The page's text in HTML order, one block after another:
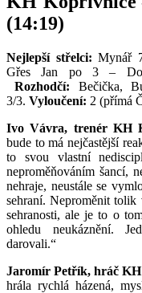
(14:19)
Nejlepší střelci:Mynář
Gřes Jan po 3 –
Rozhodčí: Bečička,
3/3. Vyloučení: 2 (přímá
Ivo Vávra, trenér KH
bude to má nejčastější
to svou vlastní
neproměňováním šancí,
nehraje, neustále se
sehraní. Neproměnit tolik
sehranosti, ale je to o
ohledu neukáznění.
darovali.“
Jaromír Petřík, hráč
hrála rychlá házená,